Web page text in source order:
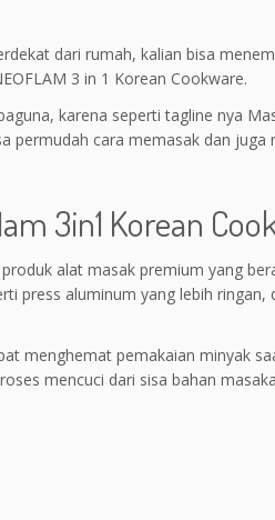
dari rumah, kalian bisa
3 in 1 Korean Cookware.
karena seperti tagline nya
permudah cara memasak dan
3in1 Korean
alat masak premium yang
press aluminum yang lebih
menghemat pemakaian minyak
mencuci dari sisa bahan